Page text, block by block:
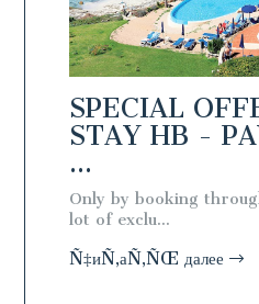
SPECIAL
STAY HB -
...
Only by booking
lot of exclu...
Ñ‡иÑ‚аÑ‚ÑŒ далее